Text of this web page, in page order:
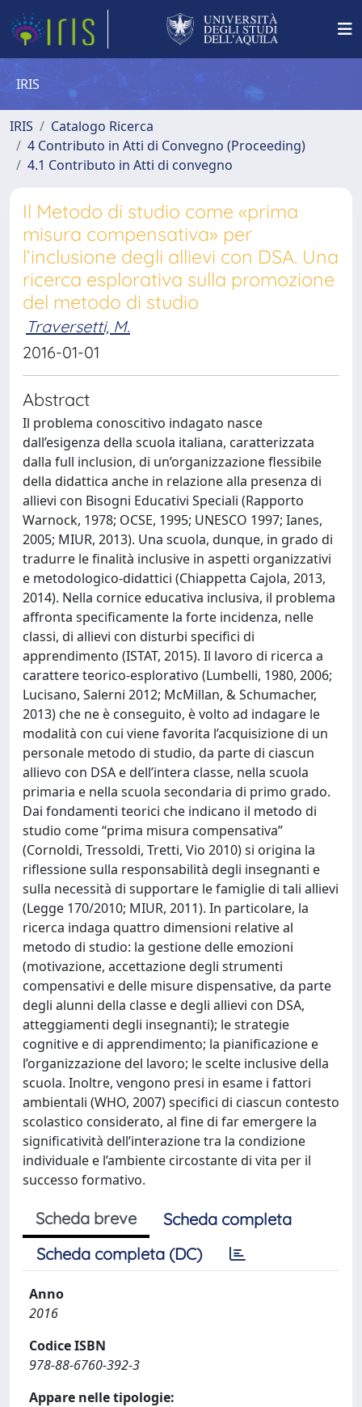
IRIS
IRIS
Catalogo Ricerca
4 Contributo in Atti di Convegno (Proceeding)
4.1 Contributo in Atti di convegno
Il Metodo di studio come «prima
misura compensativa» per
l’inclusione degli allievi con DSA. Una
ricerca esplorativa sulla promozione
del metodo di studio
Traversetti, M.
2016-01-01
Abstract
Il problema conoscitivo indagato nasce
dall’esigenza della scuola italiana, caratterizzata
dalla full inclusion, di un’organizzazione flessibile
della didattica anche in relazione alla presenza di
allievi con Bisogni Educativi Speciali (Rapporto
Warnock, 1978; OCSE, 1995; UNESCO 1997; Ianes,
2005; MIUR, 2013). Una scuola, dunque, in grado di
tradurre le finalità inclusive in aspetti organizzativi
e metodologico-didattici (Chiappetta Cajola, 2013,
2014). Nella cornice educativa inclusiva, il problema
affronta specificamente la forte incidenza, nelle
classi, di allievi con disturbi specifici di
apprendimento (ISTAT, 2015). Il lavoro di ricerca a
carattere teorico-esplorativo (Lumbelli, 1980, 2006;
Lucisano, Salerni 2012; McMillan, & Schumacher,
2013) che ne è conseguito, è volto ad indagare le
modalità con cui viene favorita l’acquisizione di un
personale metodo di studio, da parte di ciascun
allievo con DSA e dell’intera classe, nella scuola
primaria e nella scuola secondaria di primo grado.
Dai fondamenti teorici che indicano il metodo di
studio come “prima misura compensativa”
(Cornoldi, Tressoldi, Tretti, Vio 2010) si origina la
riflessione sulla responsabilità degli insegnanti e
sulla necessità di supportare le famiglie di tali allievi
(Legge 170/2010; MIUR, 2011). In particolare, la
ricerca indaga quattro dimensioni relative al
metodo di studio: la gestione delle emozioni
(motivazione, accettazione degli strumenti
compensativi e delle misure dispensative, da parte
degli alunni della classe e degli allievi con DSA,
atteggiamenti degli insegnanti); le strategie
cognitive e di apprendimento; la pianificazione e
l’organizzazione del lavoro; le scelte inclusive della
scuola. Inoltre, vengono presi in esame i fattori
ambientali (WHO, 2007) specifici di ciascun contesto
scolastico considerato, al fine di far emergere la
significatività dell’interazione tra la condizione
individuale e l’ambiente circostante di vita per il
successo formativo.
Scheda breve
Scheda completa
Scheda completa (DC)
Anno
2016
Codice ISBN
978-88-6760-392-3
Appare nelle tipologie: